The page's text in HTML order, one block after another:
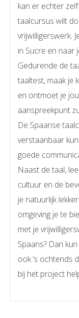
kan er echter
taalcursus wilt
vrijwilligerswerk.
in Sucre en naar
Gedurende de
taaltest, maak je
en ontmoet je
aanspreekpunt
De Spaanse
verstaanbaar
goede
Naast de taal,
cultuur en de
je natuurlijk
omgeving je te
met je
Spaans? Dan
ook ’s ochtends
bij het project